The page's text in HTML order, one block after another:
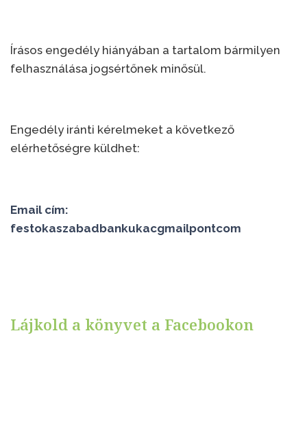
Írásos engedély hiányában a tartalom bármilyen
felhasználása jogsértőnek minősül.
Engedély iránti kérelmeket a következő
elérhetőségre küldhet:
Email cím:
festokaszabadbankukacgmailpontcom
Lájkold a könyvet a Facebookon